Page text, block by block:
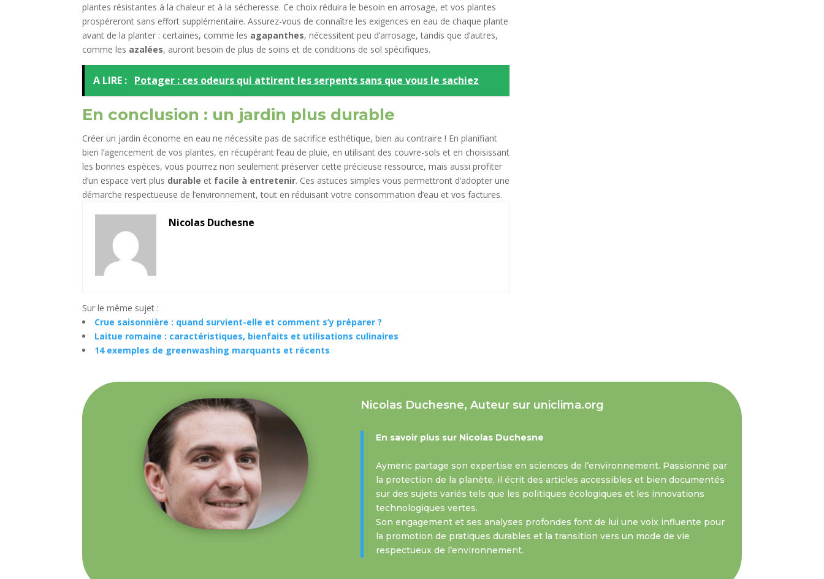
plantes résistantes à la chaleur et à la sécheresse. Ce choix réduira le besoin en arrosage, et vos plantes
prospéreront sans effort supplémentaire. Assurez-vous de connaître les exigences en eau de chaque plante
avant de la planter : certaines, comme les agapanthes, nécessitent peu d’arrosage, tandis que d’autres,
comme les azalées, auront besoin de plus de soins et de conditions de sol spécifiques.
A LIRE : Potager : ces odeurs qui attirent les serpents sans que vous le sachiez
En conclusion : un jardin plus durable
Créer un jardin économe en eau ne nécessite pas de sacrifice esthétique, bien au contraire ! En planifiant
bien l’agencement de vos plantes, en récupérant l’eau de pluie, en utilisant des couvre-sols et en choisissant
les bonnes espèces, vous pourrez non seulement préserver cette précieuse ressource, mais aussi profiter
d’un espace vert plus durable et facile à entretenir. Ces astuces simples vous permettront d’adopter une
démarche respectueuse de l’environnement, tout en réduisant votre consommation d’eau et vos factures.
Nicolas Duchesne
Sur le même sujet :
Crue saisonnière : quand survient-elle et comment s’y préparer ?
Laitue romaine : caractéristiques, bienfaits et utilisations culinaires
14 exemples de greenwashing marquants et récents
Nicolas Duchesne, Auteur sur uniclima.org
En savoir plus sur Nicolas Duchesne
Aymeric partage son expertise en sciences de l’environnement. Passionné par
la protection de la planète, il écrit des articles accessibles et bien documentés
sur des sujets variés tels que les politiques écologiques et les innovations
technologiques vertes.
Son engagement et ses analyses profondes font de lui une voix influente pour
la promotion de pratiques durables et la transition vers un mode de vie
respectueux de l’environnement.